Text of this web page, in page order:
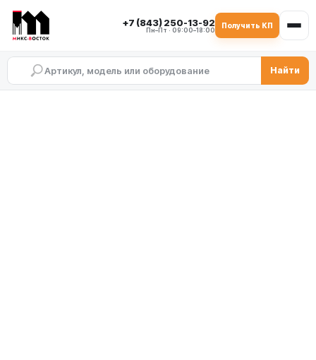
+7 (843) 250-13-92
Пн–Пт · 09:00–18:00
Получить КП
Найти